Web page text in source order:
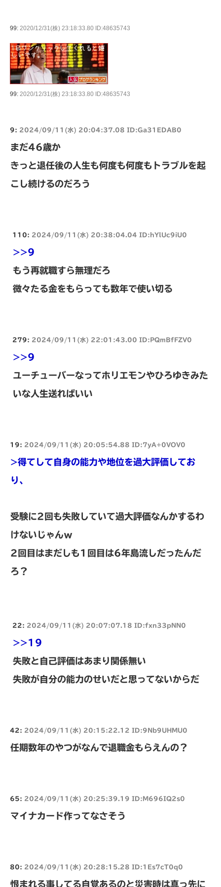
99: 2020/12/31(株) 23:18:33.80 ID:48635743
99: 2020/12/31(株) 23:18:33.80 ID:48635743
9: 2024/09/11(水) 20:04:37.08 ID:Ga31EDAB0
まだ46歳か
きっと退任後の人生も何度も何度もトラブルを起
こし続けるのだろう
110: 2024/09/11(水) 20:38:04.04 ID:hYlUc9iU0
>>9
もう再就職すら無理だろ
微々たる金をもらっても数年で使い切る
279: 2024/09/11(水) 22:01:43.00 ID:PQmBfFZV0
>>9
ユーチューバーなってホリエモンやひろゆきみた
いな人生送ればいい
19: 2024/09/11(水) 20:05:54.88 ID:7yA+0VOV0
>得てして自身の能力や地位を過大評価してお
り、
受験に2回も失敗していて過大評価なんかするわ
けないじゃんｗ
2回目はまだしも1回目は6年島流しだったんだ
ろ？
22: 2024/09/11(水) 20:07:07.18 ID:fxn33pNN0
>>19
失敗と自己評価はあまり関係無い
失敗が自分の能力のせいだと思ってないからだ
42: 2024/09/11(水) 20:15:22.12 ID:9Nb9UHMU0
任期数年のやつがなんで退職金もらえんの？
65: 2024/09/11(水) 20:25:39.19 ID:M696IQ2s0
マイナカード作ってなさそう
80: 2024/09/11(水) 20:28:15.28 ID:1Es7cT0q0
恨まれる事してる自覚あるのと災害時は真っ先に